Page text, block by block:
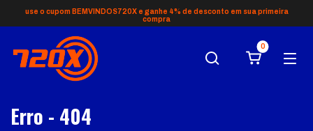
use o cupom BEMVINDOS720X e ganhe 4% de desconto em sua primeira
compra
0
Erro - 404